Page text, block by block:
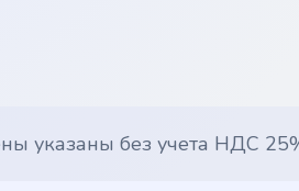
указаны без учета НДС